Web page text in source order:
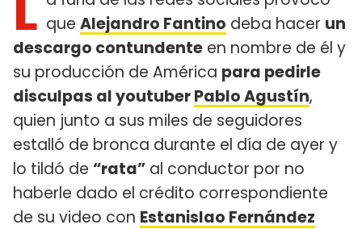
que Alejandro Fantino deba hacer un
descargo contundente en nombre de él y
su producción de América para pedirle
disculpas al youtuberPablo Agustín,
quien junto a sus miles de seguidores
estalló de bronca durante el día de ayer y
lo tildó de “rata” al conductor por no
haberle dado el crédito correspondiente
de su video con Estanislao Fernández